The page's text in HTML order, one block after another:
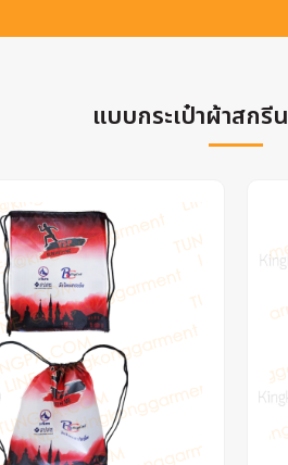
แบบกระเป๋าผ้าสกรี